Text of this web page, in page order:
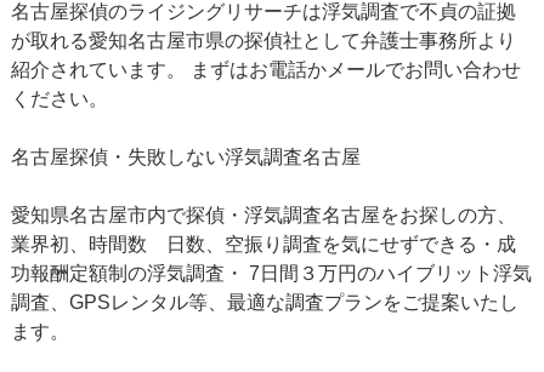
名古屋探偵のライジングリサーチは浮気調査で不貞の証拠
が取れる愛知名古屋市県の探偵社として弁護士事務所より
紹介されています。 まずはお電話かメールでお問い合わせ
ください。
名古屋探偵・失敗しない浮気調査名古屋
愛知県名古屋市内で探偵・浮気調査名古屋をお探しの方、
業界初、時間数 日数、空振り調査を気にせずできる・成
功報酬定額制の浮気調査・ 7日間３万円のハイブリット浮気
調査、GPSレンタル等、最適な調査プランをご提案いたし
ます。